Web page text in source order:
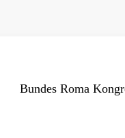
Bundes Roma